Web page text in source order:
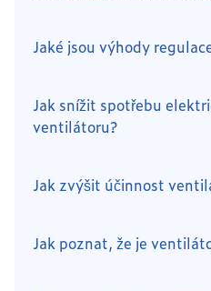
Jaké jsou výhody
Jak snížit spotřebu
ventilátoru?
Jak zvýšit účinnost
Jak poznat, že je